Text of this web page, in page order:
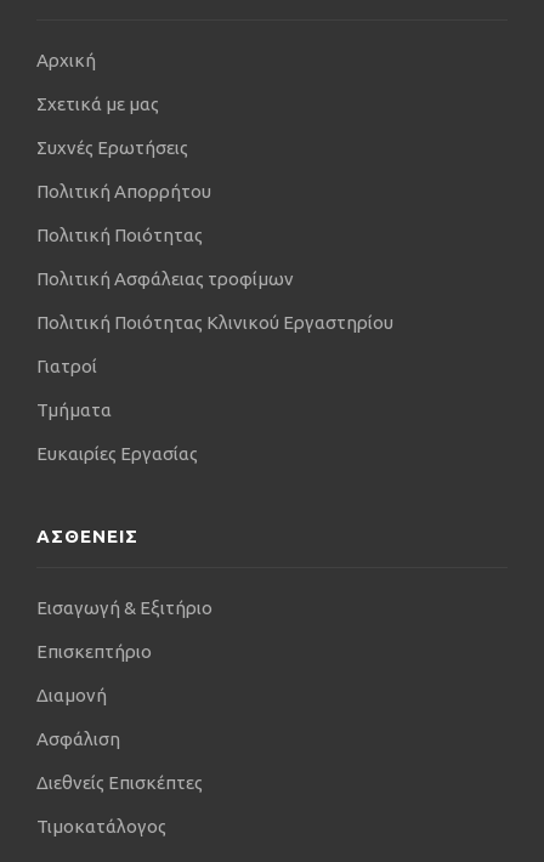
Αρχική
Σχετικά με μας
Συχνές Ερωτήσεις
Πολιτική Απορρήτου
Πολιτική Ποιότητας
Πολιτική Ασφάλειας τροφίμων
Πολιτική Ποιότητας Κλινικού Εργαστηρίου
Γιατροί
Τμήματα
Ευκαιρίες Εργασίας
ΑΣΘΕΝΕΙΣ
Εισαγωγή & Εξιτήριο
Επισκεπτήριο
Διαμονή
Ασφάλιση
Διεθνείς Επισκέπτες
Τιμοκατάλογος